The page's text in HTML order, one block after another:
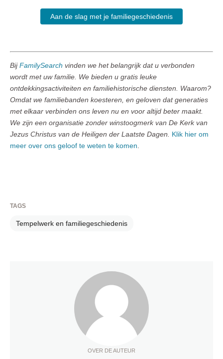
Aan de slag met je familiegeschiedenis
BijFamilySearch vinden we het belangrijk dat u verbonden
wordt met uw familie. We bieden u gratis leuke
ontdekkingsactiviteiten en familiehistorische diensten. Waarom?
Omdat we familiebanden koesteren, en geloven dat generaties
met elkaar verbinden ons leven nu en voor altijd beter maakt.
We zijn een organisatie zonder winstoogmerk van De Kerk van
Jezus Christus van de Heiligen der Laatste Dagen. Klik hier om
meer over ons geloof te weten te komen.
TAGS
Tempelwerk en familiegeschiedenis
OVER DE AUTEUR